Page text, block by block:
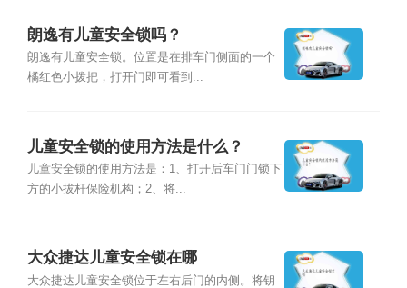
朗逸有儿童安全锁吗？
朗逸有儿童安全锁。位置是在排车门侧面的一个
橘红色小拨把，打开门即可看到...
儿童安全锁的使用方法是什么？
儿童安全锁的使用方法是：1、打开后车门门锁下
方的小拔杆保险机构；2、将...
大众捷达儿童安全锁在哪
大众捷达儿童安全锁位于左右后门的内侧。将钥